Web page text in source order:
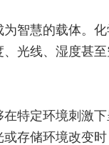
智慧的载体。
光线、湿度甚
特定环境刺激
存储环境改变